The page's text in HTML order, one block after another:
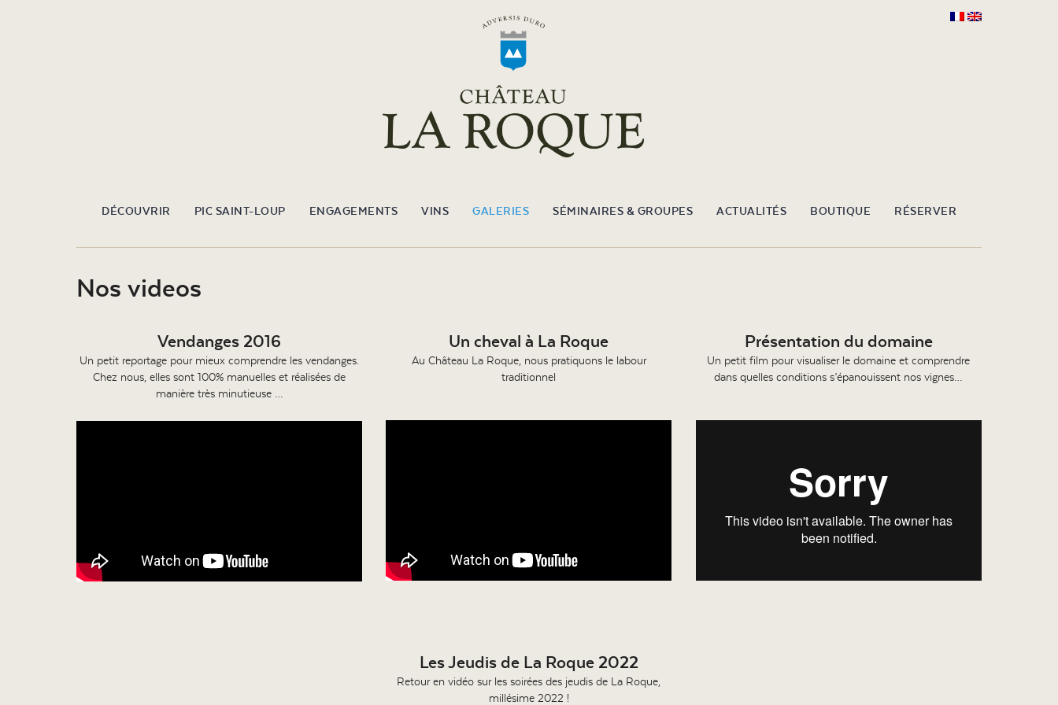
DÉCOUVRIR PIC SAINT-LOUP ENGAGEMENTS VINS GALERIES SÉMINAIRES & GROUPES ACTUALITÉS BOUTIQUE RÉSERVER
Nos videos
Vendanges 2016
Un petit reportage pour mieux comprendre les vendanges.
Chez nous, elles sont 100% manuelles et réalisées de
manière très minutieuse …
Un cheval à La Roque
Au Château La Roque, nous pratiquons le labour
traditionnel
Présentation du domaine
Un petit film pour visualiser le domaine et comprendre
dans quelles conditions s’épanouissent nos vignes…
Les Jeudis de La Roque 2022
Retour en vidéo sur les soirées des jeudis de La Roque,
millésime 2022 !